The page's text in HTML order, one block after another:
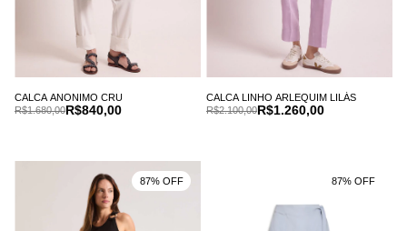
CALCA ANONIMO CRU
R$840,00
R$1.680,00
CALCA LINHO ARLEQUIM LILÁS
R$1.260,00
R$2.100,00
87% OFF 87% OFF